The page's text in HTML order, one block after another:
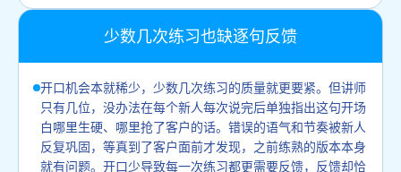
少数几次练习也缺逐句反馈
开口机会本就稀少，少数几次练习的质量就更要紧。但讲师
只有几位，没办法在每个新人每次说完后单独指出这句开场
白哪里生硬、哪里抢了客户的话。错误的语气和节奏被新人
反复巩固，等真到了客户面前才发现，之前练熟的版本本身
就有问题。开口少导致每一次练习都更需要反馈，反馈却恰